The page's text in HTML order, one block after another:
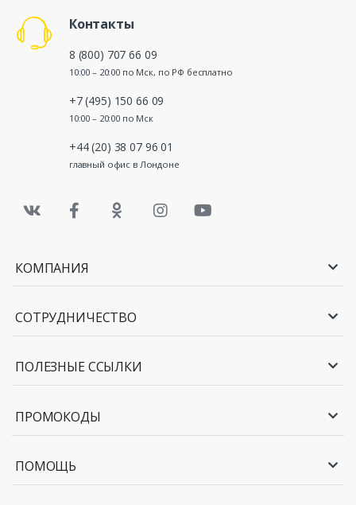
Контакты
8 (800) 707 66 09
10:00 – 20:00 по Мск, по РФ бесплатно
+7 (495) 150 66 09
10:00 – 20:00 по Мск
+44 (20) 38 07 96 01
главный офис в Лондоне
КОМПАНИЯ
СОТРУДНИЧЕСТВО
ПОЛЕЗНЫЕ ССЫЛКИ
ПРОМОКОДЫ
ПОМОЩЬ